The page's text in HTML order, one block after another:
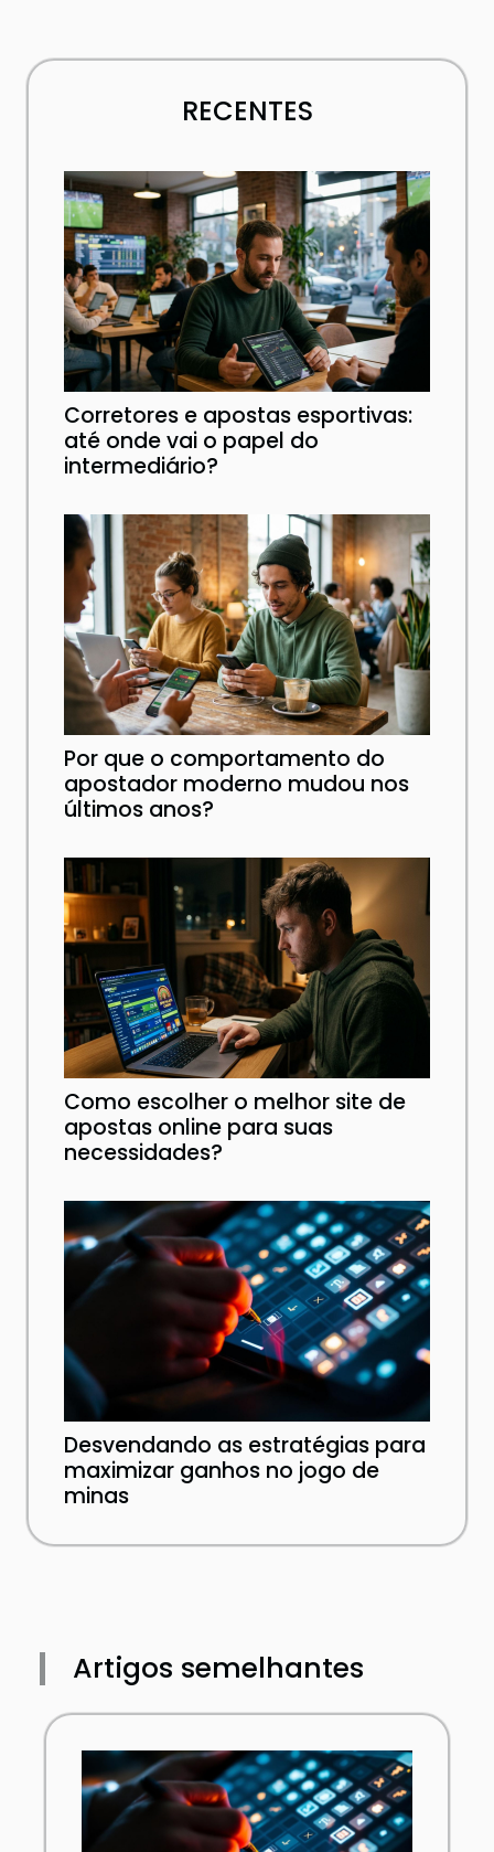
RECENTES
Corretores e apostas esportivas:
até onde vai o papel do
intermediário?
Por que o comportamento do
apostador moderno mudou nos
últimos anos?
Como escolher o melhor site de
apostas online para suas
necessidades?
Desvendando as estratégias para
maximizar ganhos no jogo de
minas
Artigos semelhantes